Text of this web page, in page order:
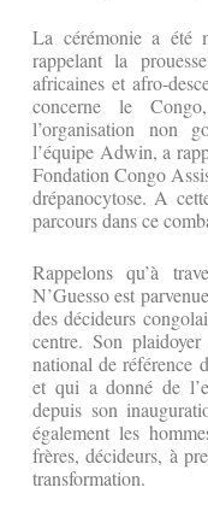
La cérémonie a été
rappelant la
africaines et afro-
concerne le
l’organisation non
l’équipe Adwin, a
Fondation Congo
drépanocytose. A
parcours dans ce
Rappelons qu’à
N’Guesso est
des décideurs
centre. Son
national de référence
et qui a donné de
depuis son
également les
frères, décideurs, à
transformation.